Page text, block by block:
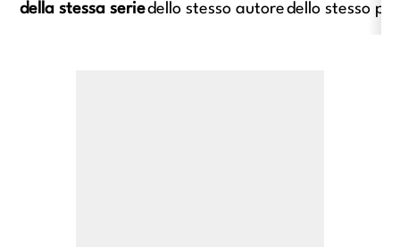
della stessa seriedello stesso autoredello stesso